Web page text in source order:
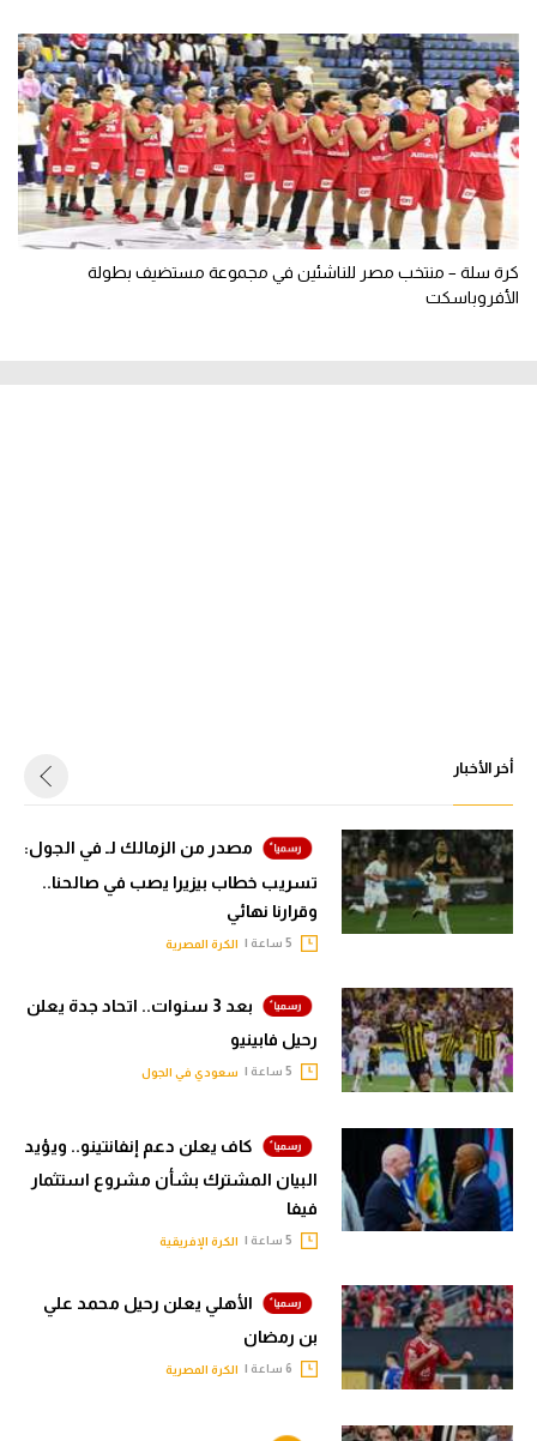
كرة سلة – منتخب مصر للناشئين في مجموعة مستضيف بطولة
الأفروباسكت
أخر الأخبار
مصدر من الزمالك لـ في الجول:
تسريب خطاب بيزيرا يصب في صالحنا..
وقرارنا نهائي
الكرة المصرية
بعد 3 سنوات.. اتحاد جدة يعلن
رحيل فابينيو
سعودي في الجول
كاف يعلن دعم إنفانتينو.. ويؤيد
البيان المشترك بشأن مشروع استثمار
فيفا
الكرة الإفريقية
الأهلي يعلن رحيل محمد علي
بن رمضان
الكرة المصرية